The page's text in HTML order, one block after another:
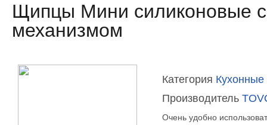
Щипцы Мини силиконовые
механизмом
Категория Кухонные
Производитель
Очень удобно